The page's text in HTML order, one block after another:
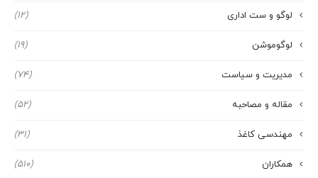
لوگو و ست اداری (12)
لوگوموشن (19)
مدیریت و سیاست (74)
مقاله و مصاحبه (52)
مهندسی کاغذ (31)
همکاران (510)